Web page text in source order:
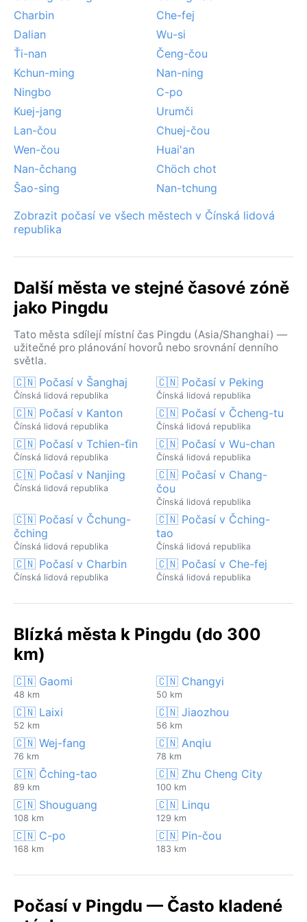
Charbin
Che-fej
Dalian
Wu-si
Ťi-nan
Čeng-čou
Kchun-ming
Nan-ning
Ningbo
C-po
Kuej-jang
Urumči
Lan-čou
Chuej-čou
Wen-čou
Huai'an
Nan-čchang
Chöch chot
Šao-sing
Nan-tchung
Zobrazit počasí ve všech městech v Čínská lidová
republika
Další města ve stejné časové zóně
jako Pingdu
Tato města sdílejí místní čas Pingdu (Asia/Shanghai) —
užitečné pro plánování hovorů nebo srovnání denního
světla.
🇨🇳 Počasí v Šanghaj
Čínská lidová republika
🇨🇳 Počasí v Peking
Čínská lidová republika
🇨🇳 Počasí v Kanton
Čínská lidová republika
🇨🇳 Počasí v Čcheng-tu
Čínská lidová republika
🇨🇳 Počasí v Tchien-ťin
Čínská lidová republika
🇨🇳 Počasí v Wu-chan
Čínská lidová republika
🇨🇳 Počasí v Nanjing
Čínská lidová republika
🇨🇳 Počasí v Chang-
čou
Čínská lidová republika
🇨🇳 Počasí v Čchung-
čching
Čínská lidová republika
🇨🇳 Počasí v Čching-
tao
Čínská lidová republika
🇨🇳 Počasí v Charbin
Čínská lidová republika
🇨🇳 Počasí v Che-fej
Čínská lidová republika
Blízká města k Pingdu (do 300
km)
🇨🇳 Gaomi
48 km
🇨🇳 Changyi
50 km
🇨🇳 Laixi
52 km
🇨🇳 Jiaozhou
56 km
🇨🇳 Wej-fang
76 km
🇨🇳 Anqiu
78 km
🇨🇳 Čching-tao
89 km
🇨🇳 Zhu Cheng City
100 km
🇨🇳 Shouguang
108 km
🇨🇳 Linqu
129 km
🇨🇳 C-po
168 km
🇨🇳 Pin-čou
183 km
Počasí v Pingdu — Často kladené